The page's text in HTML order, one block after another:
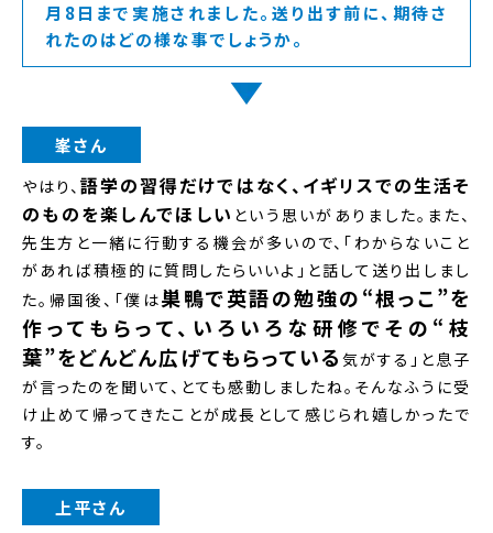
月8日まで実施されました。送り出す前に、期待さ
れたのはどの様な事でしょうか。
峯さん
やはり、語学の習得だけではなく、イギリスでの生活そ
のものを楽しんでほしい という思いがありました。また、
先生方と一緒に行動する機会が多いので、「わからないこと
があれば積極的に質問したらいいよ」と話して送り出しまし
た。帰国後、「僕は巣鴨で英語の勉強の“根っこ”を
作ってもらって、いろいろな研修でその“枝
葉”をどんどん広げてもらっている 気がする」と息子
が言ったのを聞いて、とても感動しましたね。そんなふうに受
け止めて帰ってきたことが成長として感じられ嬉しかったで
す。
上平さん